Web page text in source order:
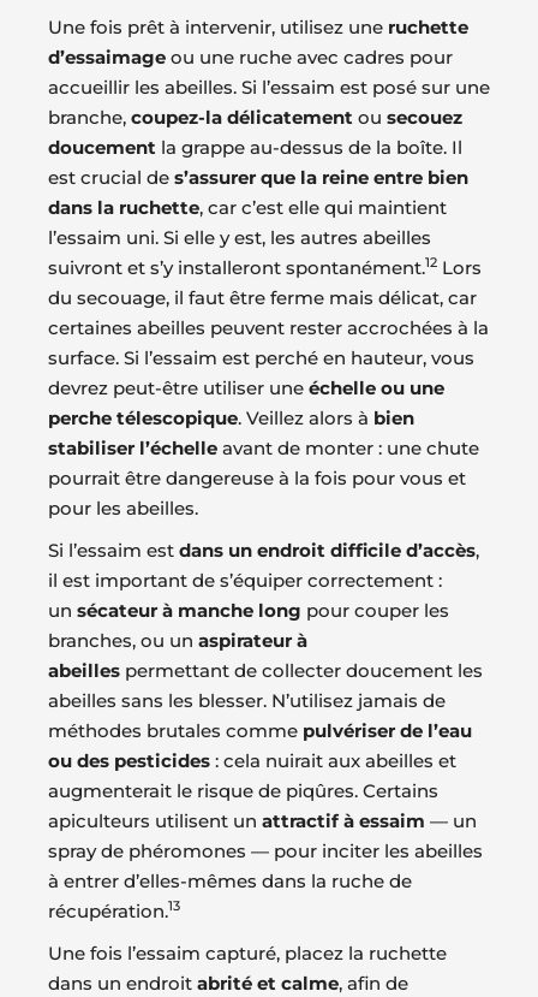
Une fois prêt à intervenir, utilisez une ruchette
d’essaimage ou une ruche avec cadres pour
accueillir les abeilles. Si l’essaim est posé sur une
branche, coupez-la délicatement ou secouez
doucement la grappe au-dessus de la boîte. Il
est crucial de s’assurer que la reine entre bien
dans la ruchette, car c’est elle qui maintient
l’essaim uni. Si elle y est, les autres abeilles
suivront et s’y installeront spontanément.12 Lors
du secouage, il faut être ferme mais délicat, car
certaines abeilles peuvent rester accrochées à la
surface. Si l’essaim est perché en hauteur, vous
devrez peut-être utiliser une échelle ou une
perche télescopique. Veillez alors à bien
stabiliser l’échelle avant de monter : une chute
pourrait être dangereuse à la fois pour vous et
pour les abeilles.
Si l’essaim est dans un endroit difficile d’accès,
il est important de s’équiper correctement :
un sécateur à manche long pour couper les
branches, ou un aspirateur à
abeilles permettant de collecter doucement les
abeilles sans les blesser. N’utilisez jamais de
méthodes brutales comme pulvériser de l’eau
ou des pesticides : cela nuirait aux abeilles et
augmenterait le risque de piqûres. Certains
apiculteurs utilisent un attractif à essaim — un
spray de phéromones — pour inciter les abeilles
à entrer d’elles-mêmes dans la ruche de
récupération.13
Une fois l’essaim capturé, placez la ruchette
dans un endroit abrité et calme, afin de